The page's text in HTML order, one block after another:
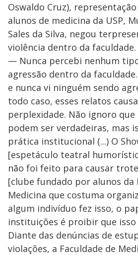
Oswaldo Cruz),
alunos de medicina da USP,
Sales da Silva, negou
violência dentro da faculdade.
— Nunca percebi nenhum
agressão dentro da
e nunca vi ninguém sendo
todo caso, esses relatos
perplexidade. Não ignoro que
podem ser verdadeiras, mas
prática institucional (...) O
[espetáculo teatral
não foi feito para causar
[clube fundado por alunos da
Medicina que costuma
algum indivíduo fez isso, o
instituições é proibir que isso
Diante das denúncias de
violações, a Faculdade de